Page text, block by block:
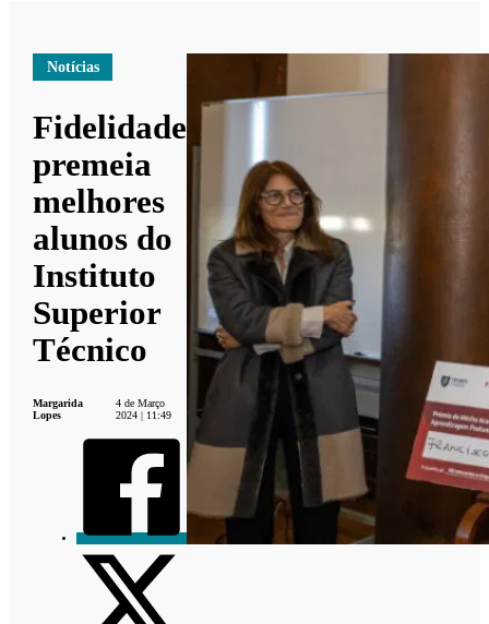
Notícias
Fidelidade
premeia
melhores
alunos do
Instituto
Superior
Técnico
Margarida
Lopes
4 de Março
2024 | 11:49